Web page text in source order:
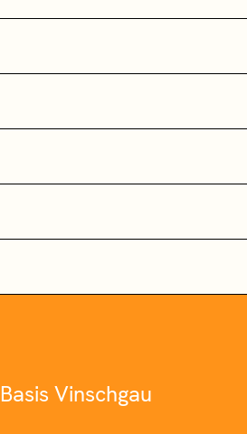
Basis Vinschgau